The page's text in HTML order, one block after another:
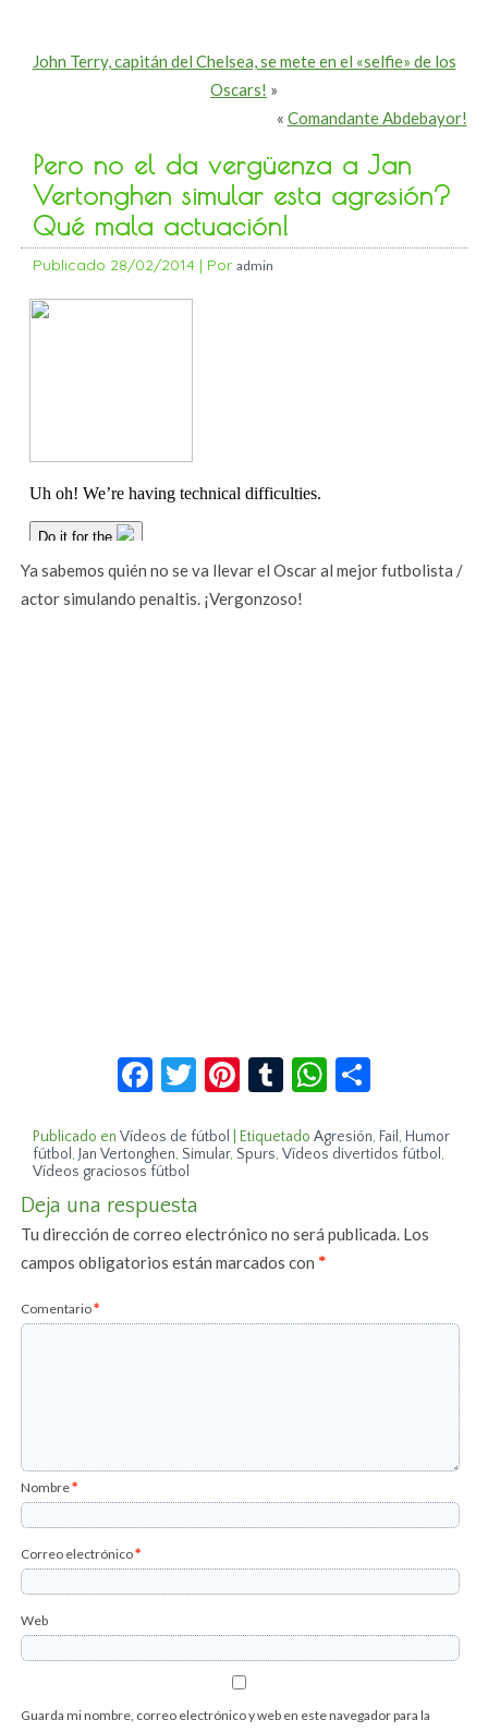
John Terry, capitán del Chelsea, se mete en el «selfie» de los
Oscars! »
« Comandante Abdebayor!
Pero no el da vergüenza a Jan
Vertonghen simular esta agresión?
Qué mala actuación!
Publicado 28/02/2014 | Por admin
Ya sabemos quién no se va llevar el Oscar al mejor futbolista /
actor simulando penaltis. ¡Vergonzoso!
Facebook
Twitter
Pinterest
TumblrWhatsApp
Publicado en Vídeos de fútbol Etiquetado Agresión, Fail , Humor
fútbol ,Jan Vertonghen, Simular, Spurs,Vídeos divertidos fútbol ,
Vídeos graciosos fútbol
Deja una respuesta
Tu dirección de correo electrónico no será publicada. Los
campos obligatorios están marcados con*
Comentario*
Nombre*
Correo electrónico*
Web
Guarda mi nombre, correo electrónico y web en este navegador para la